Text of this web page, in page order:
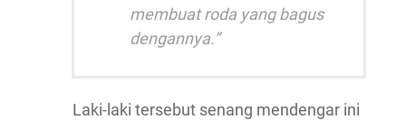
membuat roda yang bagus
dengannya.”
Laki-laki tersebut senang mendengar ini